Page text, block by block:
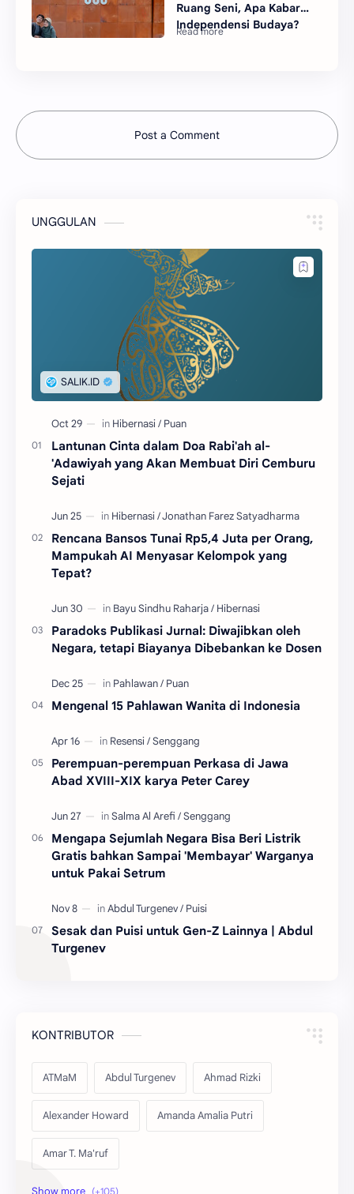
Ruang Seni, Apa Kabar
Independensi Budaya?
Post a Comment
UNGGULAN
Lantunan Cinta dalam Doa Rabi'ah al-
'Adawiyah yang Akan Membuat Diri Cemburu
Sejati
Rencana Bansos Tunai Rp5,4 Juta per Orang,
Mampukah AI Menyasar Kelompok yang
Tepat?
Paradoks Publikasi Jurnal: Diwajibkan oleh
Negara, tetapi Biayanya Dibebankan ke Dosen
Mengenal 15 Pahlawan Wanita di Indonesia
Perempuan-perempuan Perkasa di Jawa
Abad XVIII-XIX karya Peter Carey
Mengapa Sejumlah Negara Bisa Beri Listrik
Gratis bahkan Sampai 'Membayar' Warganya
untuk Pakai Setrum
Sesak dan Puisi untuk Gen-Z Lainnya | Abdul
Turgenev
KONTRIBUTOR
ATMaM Abdul Turgenev Ahmad Rizki
Alexander Howard Amanda Amalia Putri
Amar T. Ma'ruf
Amira Zakia Khoerunisa